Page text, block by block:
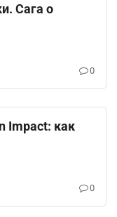
Сага о
0
Impact: как
0